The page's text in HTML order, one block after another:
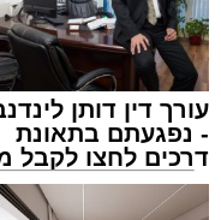
עורך דין דותן
- נפגעתם בתאונת
דרכים לחצו לקבל
שמגיע לכם